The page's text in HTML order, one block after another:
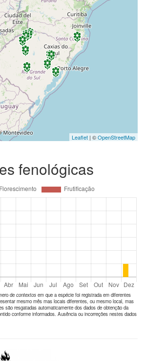
Leaflet | ©OpenStreetMap
fenológicas
de contextos em que a espécie foi registrada em diferentes
mesmo mês mas locais diferentes, ou mesmo local, mas
são resgatadas automaticamente dos dados de obtenção da
conforme informados. Ausência ou incorreções nestes dados